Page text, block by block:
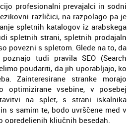
profesionalni prevajalci in sodni
različici, na razpolago pa je
spletnih katalogov iz arabskega
spletnih strani, spletnih prodajaln
povezni s spletom. Glede na to, da
tudi pravila SEO (Search
poudariti, da jih uporabljajo, ko
Zainteresirane stranke morajo
optimizirane vsebine, v posebej
na splet, s strani iskalnika
s samim te, bodo uvrščene med v
opredeljenih ključnih besedah.